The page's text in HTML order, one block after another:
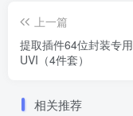
上一篇
提取插件64位封装专用
UVI（4件套）
相关推荐